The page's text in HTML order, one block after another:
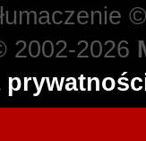
2002-2026